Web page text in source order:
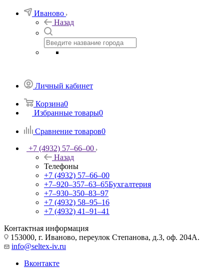
Иваново
Назад
Личный кабинет
Корзина0
Избранные товары0
Сравнение товаров0
+7 (4932) 57‒66‒00
Назад
Телефоны
+7 (4932) 57‒66‒00
+7‒920‒357‒63‒65Бухгалтерия
+7‒930‒350‒83‒97
+7 (4932) 58‒95‒16
+7 (4932) 41‒91‒41
Контактная информация
153000, г. Иваново, переулок Степанова, д.3, оф. 204А.
info@seltex-iv.ru
Вконтакте